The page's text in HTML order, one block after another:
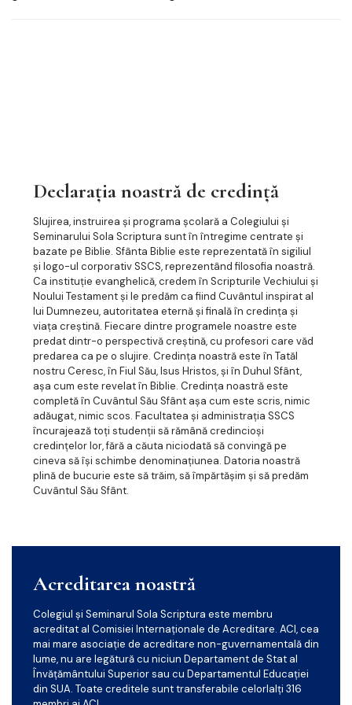
Declarația noastră de credință
Slujirea, instruirea și programa școlară a Colegiului și
Seminarului Sola Scriptura sunt în întregime centrate și
bazate pe Biblie. Sfânta Biblie este reprezentată în sigiliul
și logo-ul corporativ SSCS, reprezentând filosofia noastră.
Ca instituție evanghelică, credem în Scripturile Vechiului și
Noului Testament și le predăm ca fiind Cuvântul inspirat al
lui Dumnezeu, autoritatea eternă și finală în credința și
viața creștină. Fiecare dintre programele noastre este
predat dintr-o perspectivă creștină, cu profesori care văd
predarea ca pe o slujire. Credința noastră este în Tatăl
nostru Ceresc, în Fiul Său, Isus Hristos, și în Duhul Sfânt,
așa cum este revelat în Biblie. Credința noastră este
completă în Cuvântul Său Sfânt așa cum este scris, nimic
adăugat, nimic scos. Facultatea și administrația SSCS
încurajează toți studenții să rămână credincioși
credințelor lor, fără a căuta niciodată să convingă pe
cineva să își schimbe denominațiunea. Datoria noastră
plină de bucurie este să trăim, să împărtășim și să predăm
Cuvântul Său Sfânt.
Acreditarea noastră
Colegiul și Seminarul Sola Scriptura este membru
acreditat al Comisiei Internaționale de Acreditare. ACI, cea
mai mare asociație de acreditare non-guvernamentală din
lume, nu are legătură cu niciun Departament de Stat al
Învățământului Superior sau cu Departamentul Educației
din SUA. Toate creditele sunt transferabile celorlalți 316